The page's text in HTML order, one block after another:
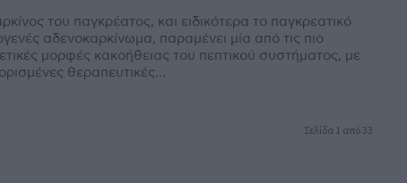
του παγκρέατος, και ειδικότερα το παγκρεατικό
αδενοκαρκίνωμα, παραμένει μία από τις πιο
μορφές κακοήθειας του πεπτικού συστήματος, με
θεραπευτικές...
Σελίδα 1 από 33